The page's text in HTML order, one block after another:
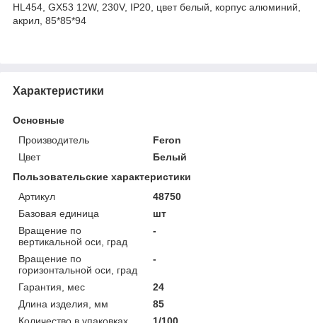
HL454, GX53 12W, 230V, IP20, цвет белый, корпус алюминий,
акрил, 85*85*94
Характеристики
Основные
Производитель
Feron
Цвет
Белый
Пользовательские характеристики
Артикул
48750
Базовая единица
шт
Вращение по
вертикальной оси, град
-
Вращение по
горизонтальной оси, град
-
Гарантия, мес
24
Длина изделия, мм
85
Количество в упаковках
1/100